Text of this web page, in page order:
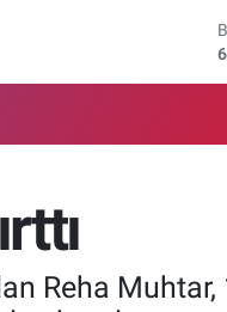
Muhtar,